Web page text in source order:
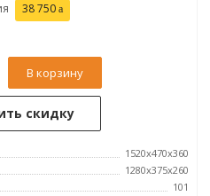
38 750
В корзину
скидку
1520x470x360
1280х375х260
101